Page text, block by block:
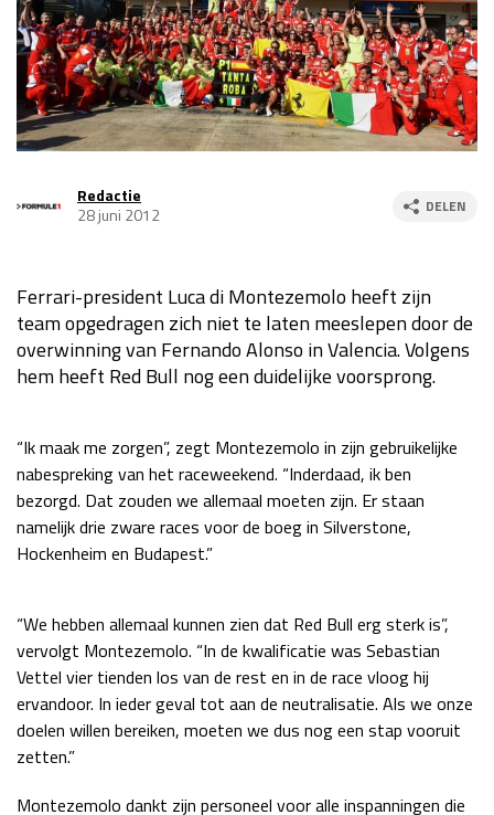
Race
za 13:00 - 15:00
GP VERENIGDE STATEN 2026 23 - 25 okt
Kwalificatie
za 23:00 - 00:00
GP MEXICO 2026 30 okt - 01 nov
Kwalificatie
za 22:00 - 23:00
Race
zo 21:00 - 23:00
GP SÃO PAULO 2026
Kwalificatie
za 19:00 - 20:00
Race
zo 18:00 - 20:00
LAS VEGAS GRAND PRIX 2026 20 - 22 nov
GP QATAR 2026 27 - 29 nov
GP ABU DHABI 2026 04 - 06 dec
Kwalificatie
za 15:00 - 16:00
Race
zo 14:00 - 16:00
Redactie
28 juni 2012
DELEN
Ferrari-president Luca di Montezemolo heeft zijn
team opgedragen zich niet te laten meeslepen door de
overwinning van Fernando Alonso in Valencia. Volgens
hem heeft Red Bull nog een duidelijke voorsprong.
“Ik maak me zorgen”, zegt Montezemolo in zijn gebruikelijke
nabespreking van het raceweekend. “Inderdaad, ik ben
bezorgd. Dat zouden we allemaal moeten zijn. Er staan
namelijk drie zware races voor de boeg in Silverstone,
Hockenheim en Budapest.”
“We hebben allemaal kunnen zien dat Red Bull erg sterk is”,
vervolgt Montezemolo. “In de kwalificatie was Sebastian
Vettel vier tienden los van de rest en in de race vloog hij
ervandoor. In ieder geval tot aan de neutralisatie. Als we onze
doelen willen bereiken, moeten we dus nog een stap vooruit
zetten.”
Montezemolo dankt zijn personeel voor alle inspanningen die